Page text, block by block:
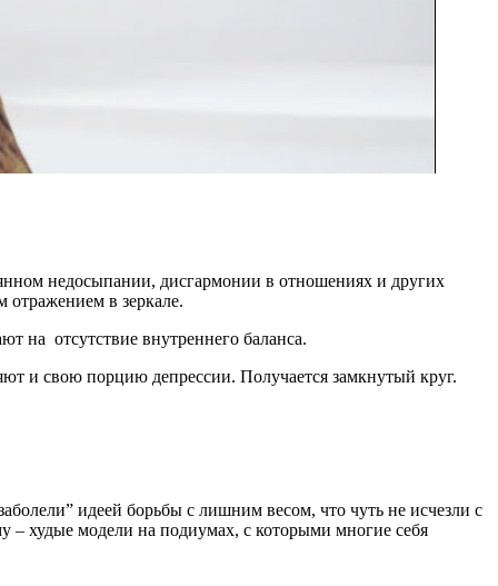
недосыпании, дисгармонии в отношениях и других
отражением в зеркале.
на отсутствие внутреннего баланса.
и свою порцию депрессии. Получается замкнутый круг.
идеей борьбы с лишним весом, что чуть не исчезли с
– худые модели на подиумах, с которыми многие себя